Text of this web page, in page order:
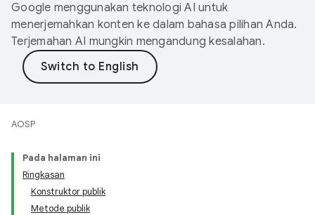
Google menggunakan teknologi AI untuk
menerjemahkan konten ke dalam bahasa pilihan Anda.
Terjemahan AI mungkin mengandung kesalahan.
AOSP
Pada halaman ini
Ringkasan
Konstruktor publik
Metode publik